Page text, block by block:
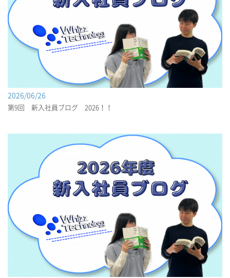
2026/06/26
第9回 新入社員ブログ 2026！！